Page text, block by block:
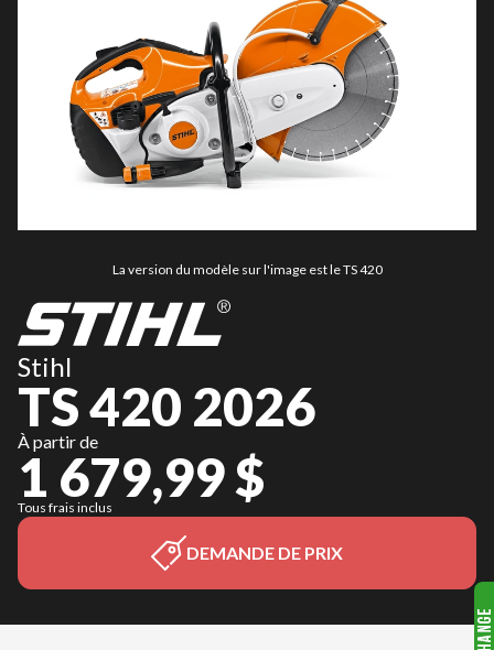
La version du modèle sur l'image est le TS 420
Stihl
TS 420 2026
À partir de
1 679,99 $
Tous frais inclus
DEMANDE DE PRIX